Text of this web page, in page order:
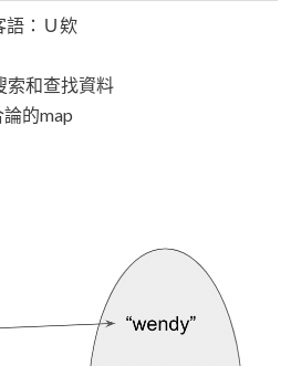
語：Ｕ欸
索和查找資料
的map